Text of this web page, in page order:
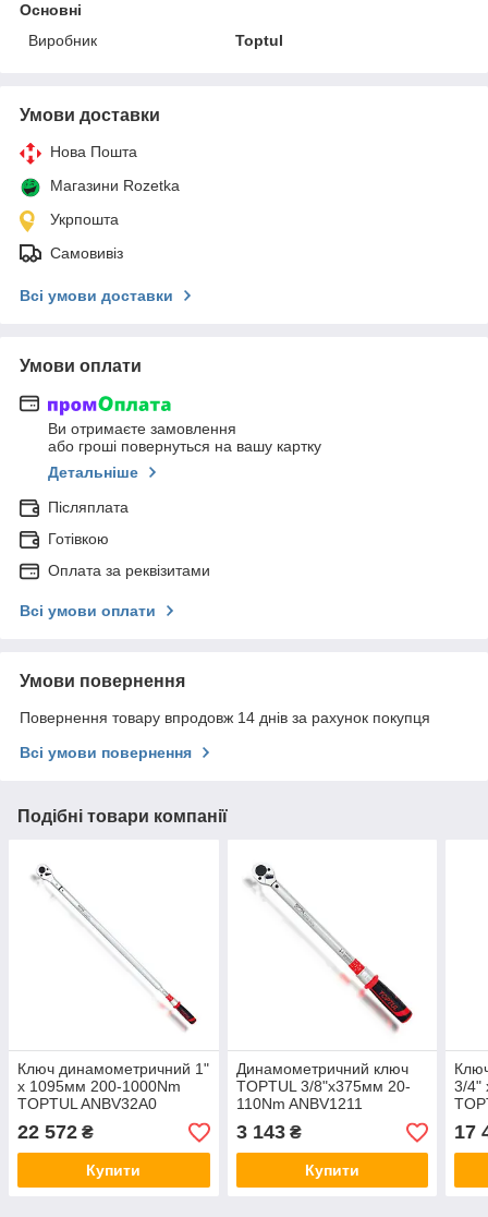
Основні
Виробник
Toptul
Умови доставки
Нова Пошта
Магазини Rozetka
Укрпошта
Самовивіз
Всі умови доставки
Умови оплати
Ви отримаєте замовлення
або гроші повернуться на вашу картку
Детальніше
Післяплата
Готівкою
Оплата за реквізитами
Всі умови оплати
Умови повернення
Повернення товару впродовж 14 днів за рахунок покупця
Всі умови повернення
Подібні товари компанії
Ключ динамометричний 1"
x 1095мм 200-1000Nm
TOPTUL ANBV32A0
22 572 ₴
Купити
Динамометричний ключ
TOPTUL 3/8"x375мм 20-
110Nm ANBV1211
3 143₴
Купити
3/4"
17